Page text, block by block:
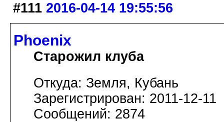
#111 2016-04-14 19:55:56
Phoenix
Старожил клуба
Откуда: Земля, Кубань
Зарегистрирован: 2011-12-11
Сообщений: 2874